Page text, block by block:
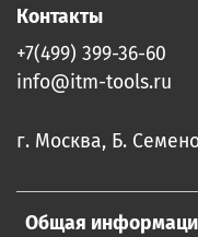
Общая
Контакты
+7(499) 399-36-60
info@itm-tools.ru
г. Москва, Б.